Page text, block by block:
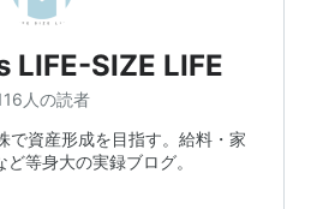
LIFE-SIZE LIFE
人の読者
で資産形成を目指す。給料・家
等身大の実録ブログ。